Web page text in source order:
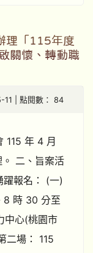
理「115年度
關懷、轉動職
11 | 點閱數： 84
115 年 4 月
二、旨案活
躍報名： (一)
8 時 30 分至
中心(桃園市
二場： 115